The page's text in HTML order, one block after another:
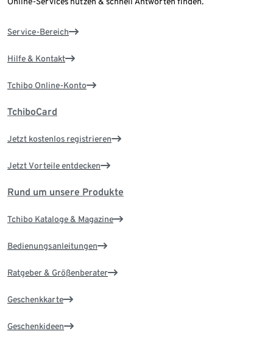
Service-Bereich
Hilfe & Kontakt
Tchibo Online-Konto
TchiboCard
Jetzt kostenlos registrieren
Jetzt Vorteile entdecken
Rund um unsere Produkte
Tchibo Kataloge & Magazine
Bedienungsanleitungen
Ratgeber & Größenberater
Geschenkkarte
Geschenkideen